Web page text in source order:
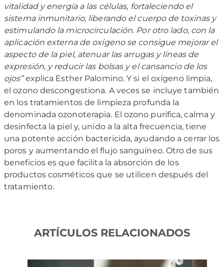
vitalidad y energía a las células, fortaleciendo el
sistema inmunitario, liberando el cuerpo de toxinas y
estimulando la microcirculación. Por otro lado, con la
aplicación externa de oxígeno se consigue mejorar el
aspecto de la piel, atenuar las arrugas y líneas de
expresión, y reducir las bolsas y el cansancio de los
ojos”explica Esther Palomino. Y si el oxígeno limpia,
el ozono descongestiona. A veces se incluye también
en los tratamientos de limpieza profunda la
denominada ozonoterapia. El ozono purifica, calma y
desinfecta la piel y, unido a la alta frecuencia, tiene
una potente acción bactericida, ayudando a cerrar los
poros y aumentando el flujo sanguíneo. Otro de sus
beneficios es que facilita la absorción de los
productos cosméticos que se utilicen después del
tratamiento.
ARTÍCULOS RELACIONADOS